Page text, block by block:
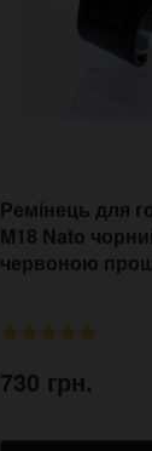
Ремінець для
M18 Nato
червоною
730 грн.